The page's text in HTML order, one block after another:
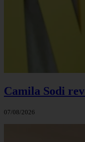
Camila Sodi
07/08/2026